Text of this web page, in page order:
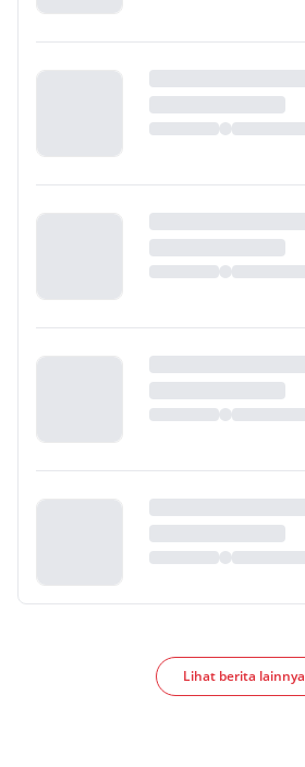
Lihat berita lainnya